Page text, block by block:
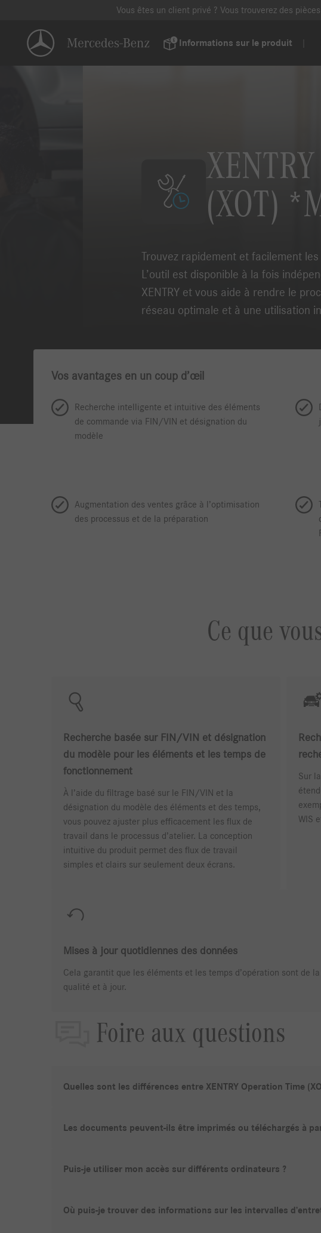
Vous êtes un client privé ? Vous trouverez des
Informations sur le produit
(XOT)
Trouvez rapidement et facilement
L’outil est disponible à la fois
XENTRY et vous aide à rendre le
réseau optimale et à une utilisation
Vos avantages en un coup d’œil
Recherche intelligente et intuitive des éléments
de commande via FIN/VIN et désignation du
modèle
Augmentation des ventes grâce à l’optimisation
des processus et de la préparation
Ce que
Recherche basée sur FIN/VIN et désignation
du modèle pour les éléments et les temps de
fonctionnement
À l’aide du filtrage basé sur le FIN/VIN et la
désignation du modèle des éléments et des temps,
vous pouvez ajuster plus efficacement les flux de
travail dans le processus d’atelier. La conception
intuitive du produit permet des flux de travail
simples et clairs sur seulement deux écrans.
Sur
WIS
Mises à jour quotidiennes des données
Cela garantit que les éléments et les temps d’opération sont de
qualité et à jour.
Foire aux questions
Quelles sont les différences entre XENTRY Operation Time
Les documents peuvent-ils être imprimés ou téléchargés à
Puis-je utiliser mon accès sur différents ordinateurs ?
Où puis-je trouver des informations sur les intervalles